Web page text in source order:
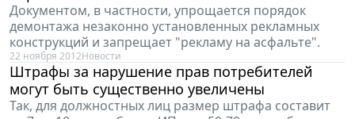
Документом, в частности, упрощается порядок
демонтажа незаконно установленных рекламных
конструкций и запрещает "рекламу на асфальте".
22 ноября 2012Новости
Штрафы за нарушение прав потребителей
могут быть существенно увеличены
Так, для должностных лиц размер штрафа составит